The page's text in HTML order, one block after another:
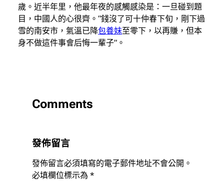
歲。近半年里，他最年夜的感觸感染是：一旦碰到題
目，中國人的心很齊。“錢沒了可十仲春下旬，剛下過
雪的南安市，氣溫已降包養妹至零下，以再賺，但本
身不做這件事會后悔一輩子”。
Comments
發佈留言
發佈留言必須填寫的電子郵件地址不會公開。
必填欄位標示為 *